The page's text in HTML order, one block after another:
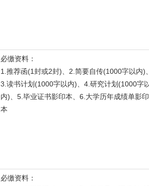
必缴资料：
1.推荐函(1封或2封)、2.简要自传(1000字以内)
3.读书计划(1000字以内)、4.研究计划(1000字
内)、5.毕业证书影印本、6.大学历年成绩单影印
本
必缴资料：